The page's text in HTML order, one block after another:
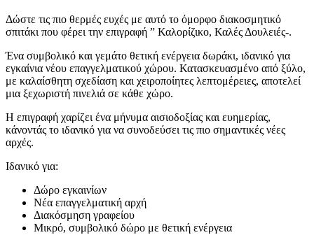
Δώστε τις πιο θερμές ευχές με αυτό το όμορφο διακοσμητικό
σπιτάκι που φέρει την επιγραφή ” Καλορίζικο, Καλές Δουλειές-.
Ένα συμβολικό και γεμάτο θετική ενέργεια δωράκι, ιδανικό για
εγκαίνια νέου επαγγελματικού χώρου. Κατασκευασμένο από ξύλο,
με καλαίσθητη σχεδίαση και χειροποίητες λεπτομέρειες, αποτελεί
μια ξεχωριστή πινελιά σε κάθε χώρο.
Η επιγραφή χαρίζει ένα μήνυμα αισιοδοξίας και ευημερίας,
κάνοντάς το ιδανικό για να συνοδεύσει τις πιο σημαντικές νέες
αρχές.
Ιδανικό για:
Δώρο εγκαινίων
Νέα επαγγελματική αρχή
Διακόσμηση γραφείου
Μικρό, συμβολικό δώρο με θετική ενέργεια